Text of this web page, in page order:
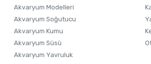
Akvaryum Modelleri
Akvaryum Soğutucu
Akvaryum Kumu
Akvaryum Süsü
Akvaryum Yavruluk